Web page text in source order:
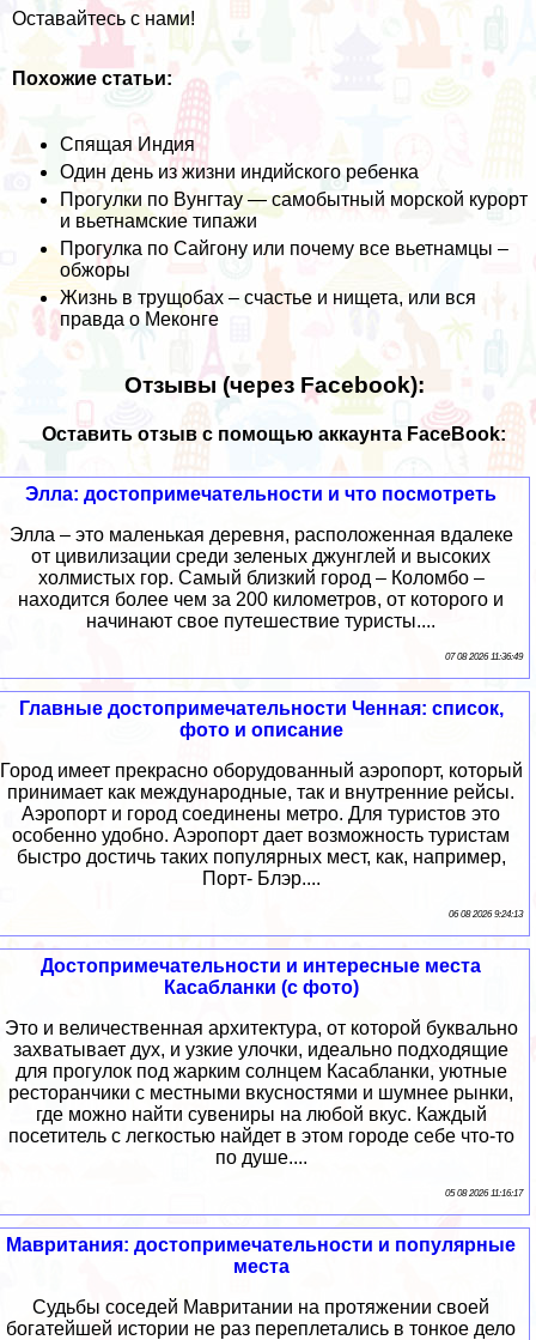
Оставайтесь с нами!
Похожие статьи:
Спящая Индия
Один день из жизни индийского ребенка
Прогулки по Вунгтау — самобытный морской курорт
и вьетнамские типажи
Прогулка по Сайгону или почему все вьетнамцы –
обжоры
Жизнь в трущобах – счастье и нищета, или вся
правда о Меконге
Отзывы (через Facebook):
Оставить отзыв с помощью аккаунта FaceBook:
Элла: достопримечательности и что посмотреть
Элла – это маленькая деревня, расположенная вдалеке
от цивилизации среди зеленых джунглей и высоких
холмистых гор. Самый близкий город – Коломбо –
находится более чем за 200 километров, от которого и
начинают свое путешествие туристы....
07 08 2026 11:36:49
Главные достопримечательности Ченная: список,
фото и описание
Город имеет прекрасно оборудованный аэропорт, который
принимает как международные, так и внутренние рейсы.
Аэропорт и город соединены метро. Для туристов это
особенно удобно. Аэропорт дает возможность туристам
быстро достичь таких популярных мест, как, например,
Порт- Блэр....
06 08 2026 9:24:13
Достопримечательности и интересные места
Касабланки (с фото)
Это и величественная архитектура, от которой буквально
захватывает дух, и узкие улочки, идеально подходящие
для прогулок под жарким солнцем Касабланки, уютные
ресторанчики с местными вкусностями и шумнее рынки,
где можно найти сувениры на любой вкус. Каждый
посетитель с легкостью найдет в этом городе себе что-то
по душе....
05 08 2026 11:16:17
Мавритания: достопримечательности и популярные
места
Судьбы соседей Мавритании на протяжении своей
богатейшей истории не раз переплетались в тонкое дело